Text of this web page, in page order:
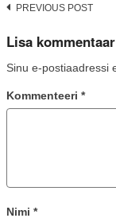
Post
navigation
PREVIOUS POST
Lisa kommentaar
Sinu e-postiaadressi
Kommenteeri *
Nimi *